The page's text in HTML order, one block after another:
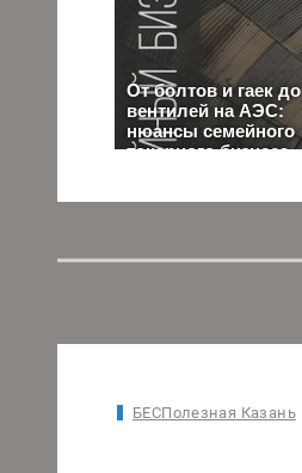
БЕСПолезная Казань